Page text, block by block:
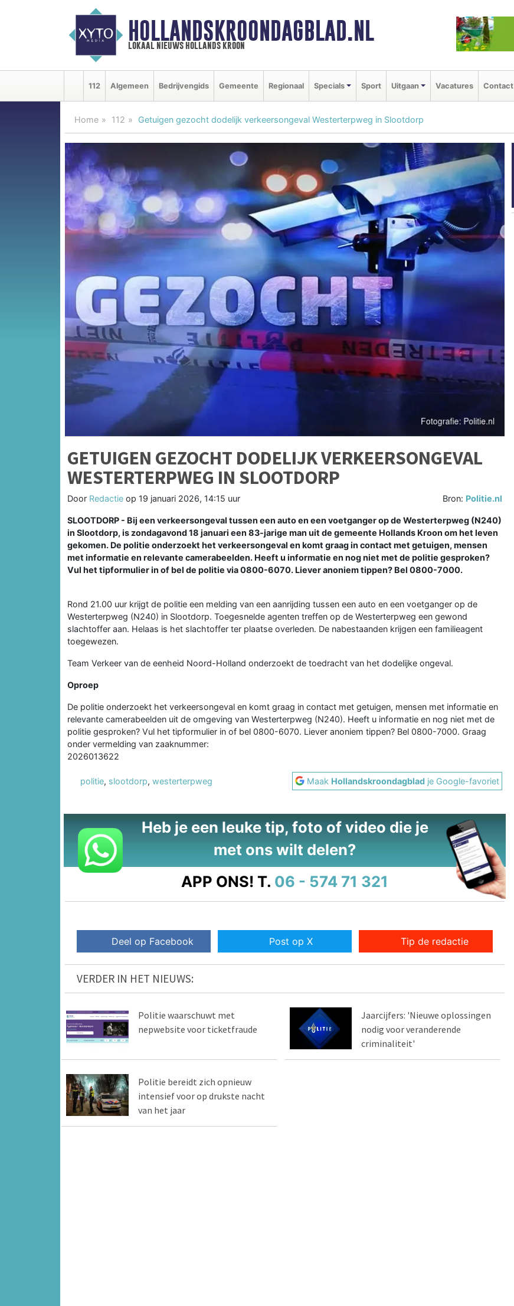
HOLLANDSKROONDAGBLAD.NL
lokaal nieuws hollands kroon
112 Algemeen Bedrijvengids Gemeente Regionaal Specials Sport Uitgaan Vacatures Contact
Home 112 Getuigen gezocht dodelijk verkeersongeval Westerterpweg in Slootdorp
GETUIGEN GEZOCHT DODELIJK VERKEERSONGEVAL
WESTERTERPWEG IN SLOOTDORP
Door Redactie op 19 januari 2026, 14:15 uur Bron: Politie.nl
SLOOTDORP - Bij een verkeersongeval tussen een auto en een voetganger op de Westerterpweg (N240)
in Slootdorp, is zondagavond 18 januari een 83-jarige man uit de gemeente Hollands Kroon om het leven
gekomen. De politie onderzoekt het verkeersongeval en komt graag in contact met getuigen, mensen
met informatie en relevante camerabeelden. Heeft u informatie en nog niet met de politie gesproken?
Vul het tipformulier in of bel de politie via 0800-6070. Liever anoniem tippen? Bel 0800-7000.
Rond 21.00 uur krijgt de politie een melding van een aanrijding tussen een auto en een voetganger op de
Westerterpweg (N240) in Slootdorp. Toegesnelde agenten treffen op de Westerterpweg een gewond
slachtoffer aan. Helaas is het slachtoffer ter plaatse overleden. De nabestaanden krijgen een familieagent
toegewezen.
Team Verkeer van de eenheid Noord-Holland onderzoekt de toedracht van het dodelijke ongeval.
Oproep
De politie onderzoekt het verkeersongeval en komt graag in contact met getuigen, mensen met informatie en
relevante camerabeelden uit de omgeving van Westerterpweg (N240). Heeft u informatie en nog niet met de
politie gesproken? Vul het tipformulier in of bel 0800-6070. Liever anoniem tippen? Bel 0800-7000. Graag
onder vermelding van zaaknummer:
2026013622
politie, slootdorp, westerterpweg Maak Hollandskroondagblad je Google-favoriet
Heb je een leuke tip, foto of video die je
met ons wilt delen?
APP ONS! T. 06 - 574 71 321
Deel op Facebook Post op X Tip de redactie
VERDER IN HET NIEUWS:
Politie waarschuwt met
nepwebsite voor ticketfraude
Jaarcijfers: 'Nieuwe oplossingen
nodig voor veranderende
criminaliteit'
Politie bereidt zich opnieuw
intensief voor op drukste nacht
van het jaar